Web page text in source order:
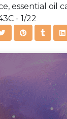
essential oil
- 1/22